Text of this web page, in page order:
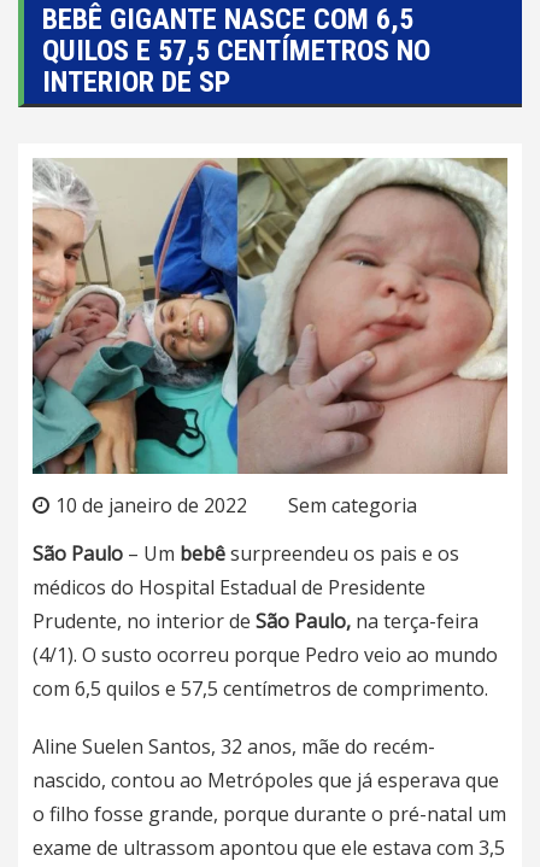
BEBÊ GIGANTE NASCE COM 6,5
QUILOS E 57,5 CENTÍMETROS NO
INTERIOR DE SP
10 de janeiro de 2022
Sem categoria
São Paulo – Um bebêsurpreendeu os pais e os
médicos do Hospital Estadual de Presidente
Prudente, no interior de São Paulo, na terça-feira
(4/1). O susto ocorreu porque Pedro veio ao mundo
com 6,5 quilos e 57,5 centímetros de comprimento.
Aline Suelen Santos, 32 anos, mãe do recém-
nascido, contou ao Metrópoles que já esperava que
o filho fosse grande, porque durante o pré-natal um
exame de ultrassom apontou que ele estava com 3,5